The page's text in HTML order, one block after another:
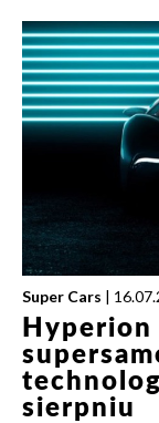
Super Cars |
sierpniu